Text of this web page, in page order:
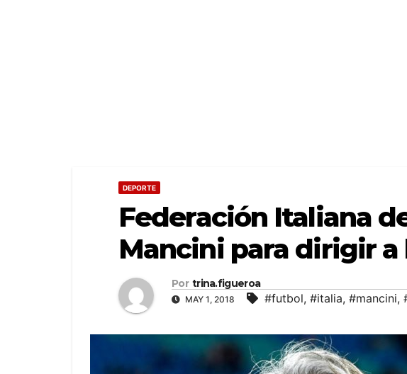
DEPORTE
Federación Italiana
Mancini para dirigir a
Por trina.figueroa
MAY 1, 2018 #futbol, #italia, #mancini,